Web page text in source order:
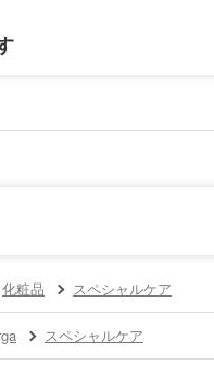
化粧品 スペシャルケア
スペシャルケア